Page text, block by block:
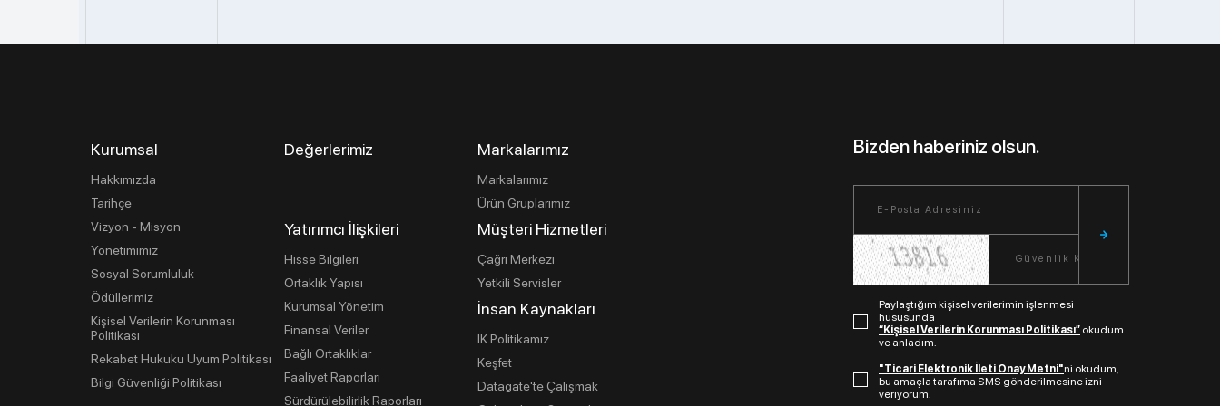
Kurumsal
Hakkımızda
Tarihçe
Vizyon - Misyon
Yönetimimiz
Sosyal Sorumluluk
Ödüllerimiz
Kişisel Verilerin Korunması
Politikası
Rekabet Hukuku Uyum Politikası
Bilgi Güvenliği Politikası
Değerlerimiz Markalarımız
Markalarımız
Ürün Gruplarımız
Yatırımcı İlişkileri
Hisse Bilgileri
Ortaklık Yapısı
Kurumsal Yönetim
Finansal Veriler
Bağlı Ortaklıklar
Faaliyet Raporları
Sürdürülebilirlik Raporları
Müşteri Hizmetleri
Çağrı Merkezi
Yetkili Servisler
İnsan Kaynakları
İK Politikamız
Keşfet
Datagate'te Çalışmak
Bizden haberiniz olsun.
Paylaştığım kişisel verilerimin işlenmesi
hususunda
“Kişisel Verilerin Korunması Politikası” okudum
ve anladım.
"Ticari Elektronik İleti Onay Metni"ni okudum,
bu amaçla tarafıma SMS gönderilmesine izni
veriyorum.